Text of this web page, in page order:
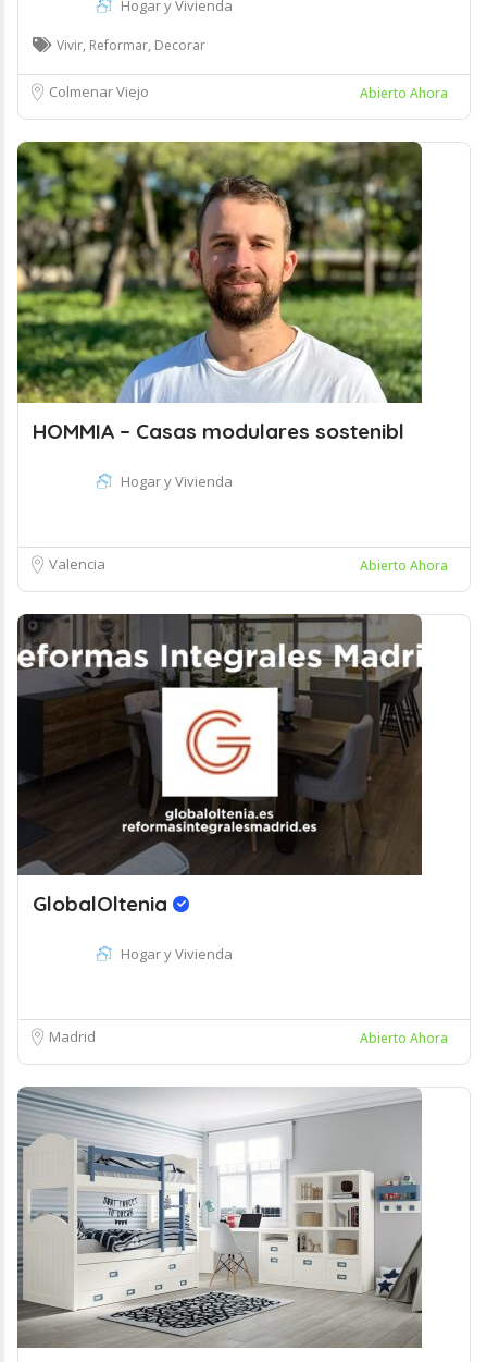
Hogar y Vivienda
Vivir, Reformar, Decorar
Colmenar Viejo Abierto Ahora
HOMMIA – Casas modulares sostenibl
Hogar y Vivienda
Valencia Abierto Ahora
GlobalOltenia
Hogar y Vivienda
Madrid Abierto Ahora